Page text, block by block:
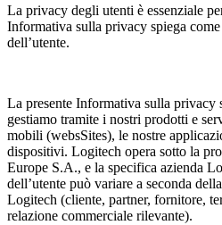
La privacy degli utenti è essenziale
Informativa sulla privacy spiega
dell’utente.
La presente Informativa sulla privacy
gestiamo tramite i nostri prodotti e
mobili (websSites), le nostre
dispositivi. Logitech opera sotto la
Europe S.A., e la specifica azienda
dell’utente può variare a seconda
Logitech (cliente, partner, fornitore,
relazione commerciale rilevante).